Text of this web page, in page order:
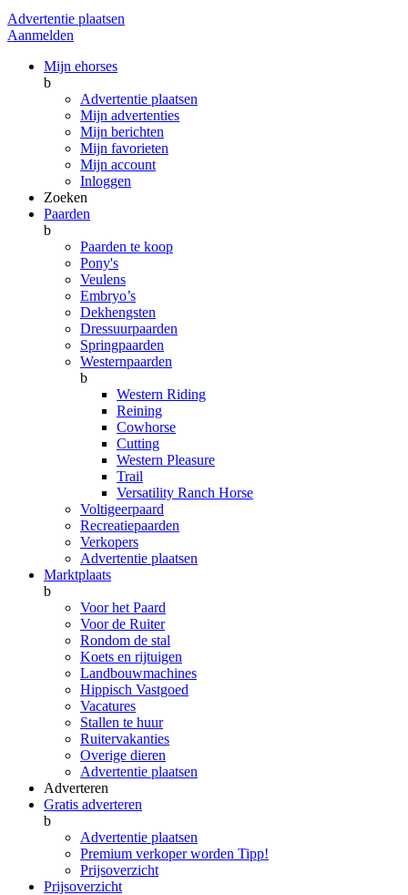
Advertentie plaatsen
Aanmelden
Mijn ehorses
b
Advertentie plaatsen
Mijn advertenties
Mijn berichten
Mijn favorieten
Mijn account
Inloggen
Zoeken
Paarden
b
Paarden te koop
Pony's
Veulens
Embryo’s
Dekhengsten
Dressuurpaarden
Springpaarden
Westernpaarden
b
Western Riding
Reining
Cowhorse
Cutting
Western Pleasure
Trail
Versatility Ranch Horse
Voltigeerpaard
Recreatiepaarden
Verkopers
Advertentie plaatsen
Marktplaats
b
Voor het Paard
Voor de Ruiter
Rondom de stal
Koets en rijtuigen
Landbouwmachines
Hippisch Vastgoed
Vacatures
Stallen te huur
Ruitervakanties
Overige dieren
Advertentie plaatsen
Adverteren
Gratis adverteren
b
Advertentie plaatsen
Premium verkoper worden Tipp!
Prijsoverzicht
Prijsoverzicht